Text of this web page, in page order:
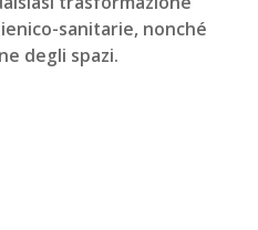
sanitarie, nonché
degli spazi.